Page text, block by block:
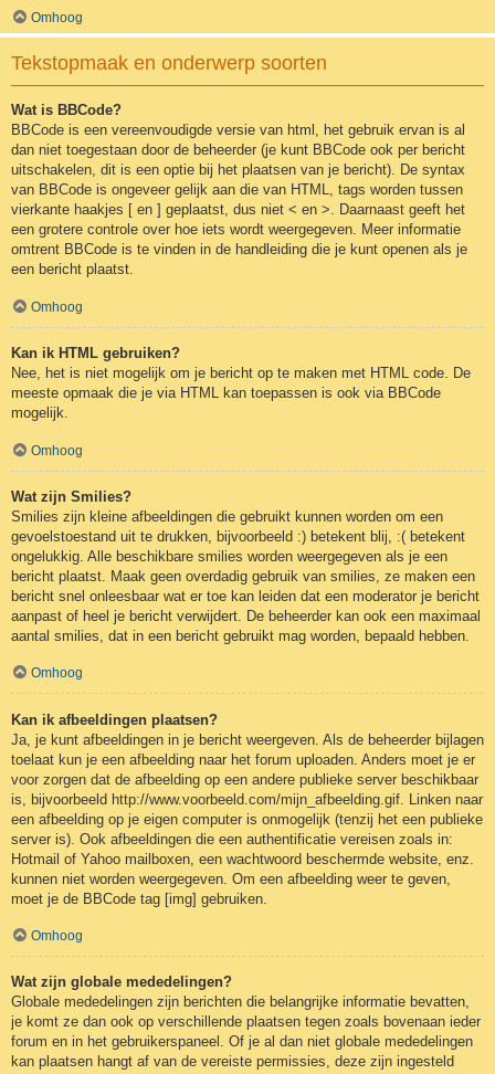
Omhoog
Tekstopmaak en onderwerp soorten
Wat is BBCode?
BBCode is een vereenvoudigde versie van html, het gebruik ervan is al
dan niet toegestaan door de beheerder (je kunt BBCode ook per bericht
uitschakelen, dit is een optie bij het plaatsen van je bericht). De syntax
van BBCode is ongeveer gelijk aan die van HTML, tags worden tussen
vierkante haakjes [ en ] geplaatst, dus niet < en >. Daarnaast geeft het
een grotere controle over hoe iets wordt weergegeven. Meer informatie
omtrent BBCode is te vinden in de handleiding die je kunt openen als je
een bericht plaatst.
Omhoog
Kan ik HTML gebruiken?
Nee, het is niet mogelijk om je bericht op te maken met HTML code. De
meeste opmaak die je via HTML kan toepassen is ook via BBCode
mogelijk.
Omhoog
Wat zijn Smilies?
Smilies zijn kleine afbeeldingen die gebruikt kunnen worden om een
gevoelstoestand uit te drukken, bijvoorbeeld :) betekent blij, :( betekent
ongelukkig. Alle beschikbare smilies worden weergegeven als je een
bericht plaatst. Maak geen overdadig gebruik van smilies, ze maken een
bericht snel onleesbaar wat er toe kan leiden dat een moderator je bericht
aanpast of heel je bericht verwijdert. De beheerder kan ook een maximaal
aantal smilies, dat in een bericht gebruikt mag worden, bepaald hebben.
Omhoog
Kan ik afbeeldingen plaatsen?
Ja, je kunt afbeeldingen in je bericht weergeven. Als de beheerder bijlagen
toelaat kun je een afbeelding naar het forum uploaden. Anders moet je er
voor zorgen dat de afbeelding op een andere publieke server beschikbaar
is, bijvoorbeeld http://www.voorbeeld.com/mijn_afbeelding.gif. Linken naar
een afbeelding op je eigen computer is onmogelijk (tenzij het een publieke
server is). Ook afbeeldingen die een authentificatie vereisen zoals in:
Hotmail of Yahoo mailboxen, een wachtwoord beschermde website, enz.
kunnen niet worden weergegeven. Om een afbeelding weer te geven,
moet je de BBCode tag [img] gebruiken.
Omhoog
Wat zijn globale mededelingen?
Globale mededelingen zijn berichten die belangrijke informatie bevatten,
je komt ze dan ook op verschillende plaatsen tegen zoals bovenaan ieder
forum en in het gebruikerspaneel. Of je al dan niet globale mededelingen
kan plaatsen hangt af van de vereiste permissies, deze zijn ingesteld